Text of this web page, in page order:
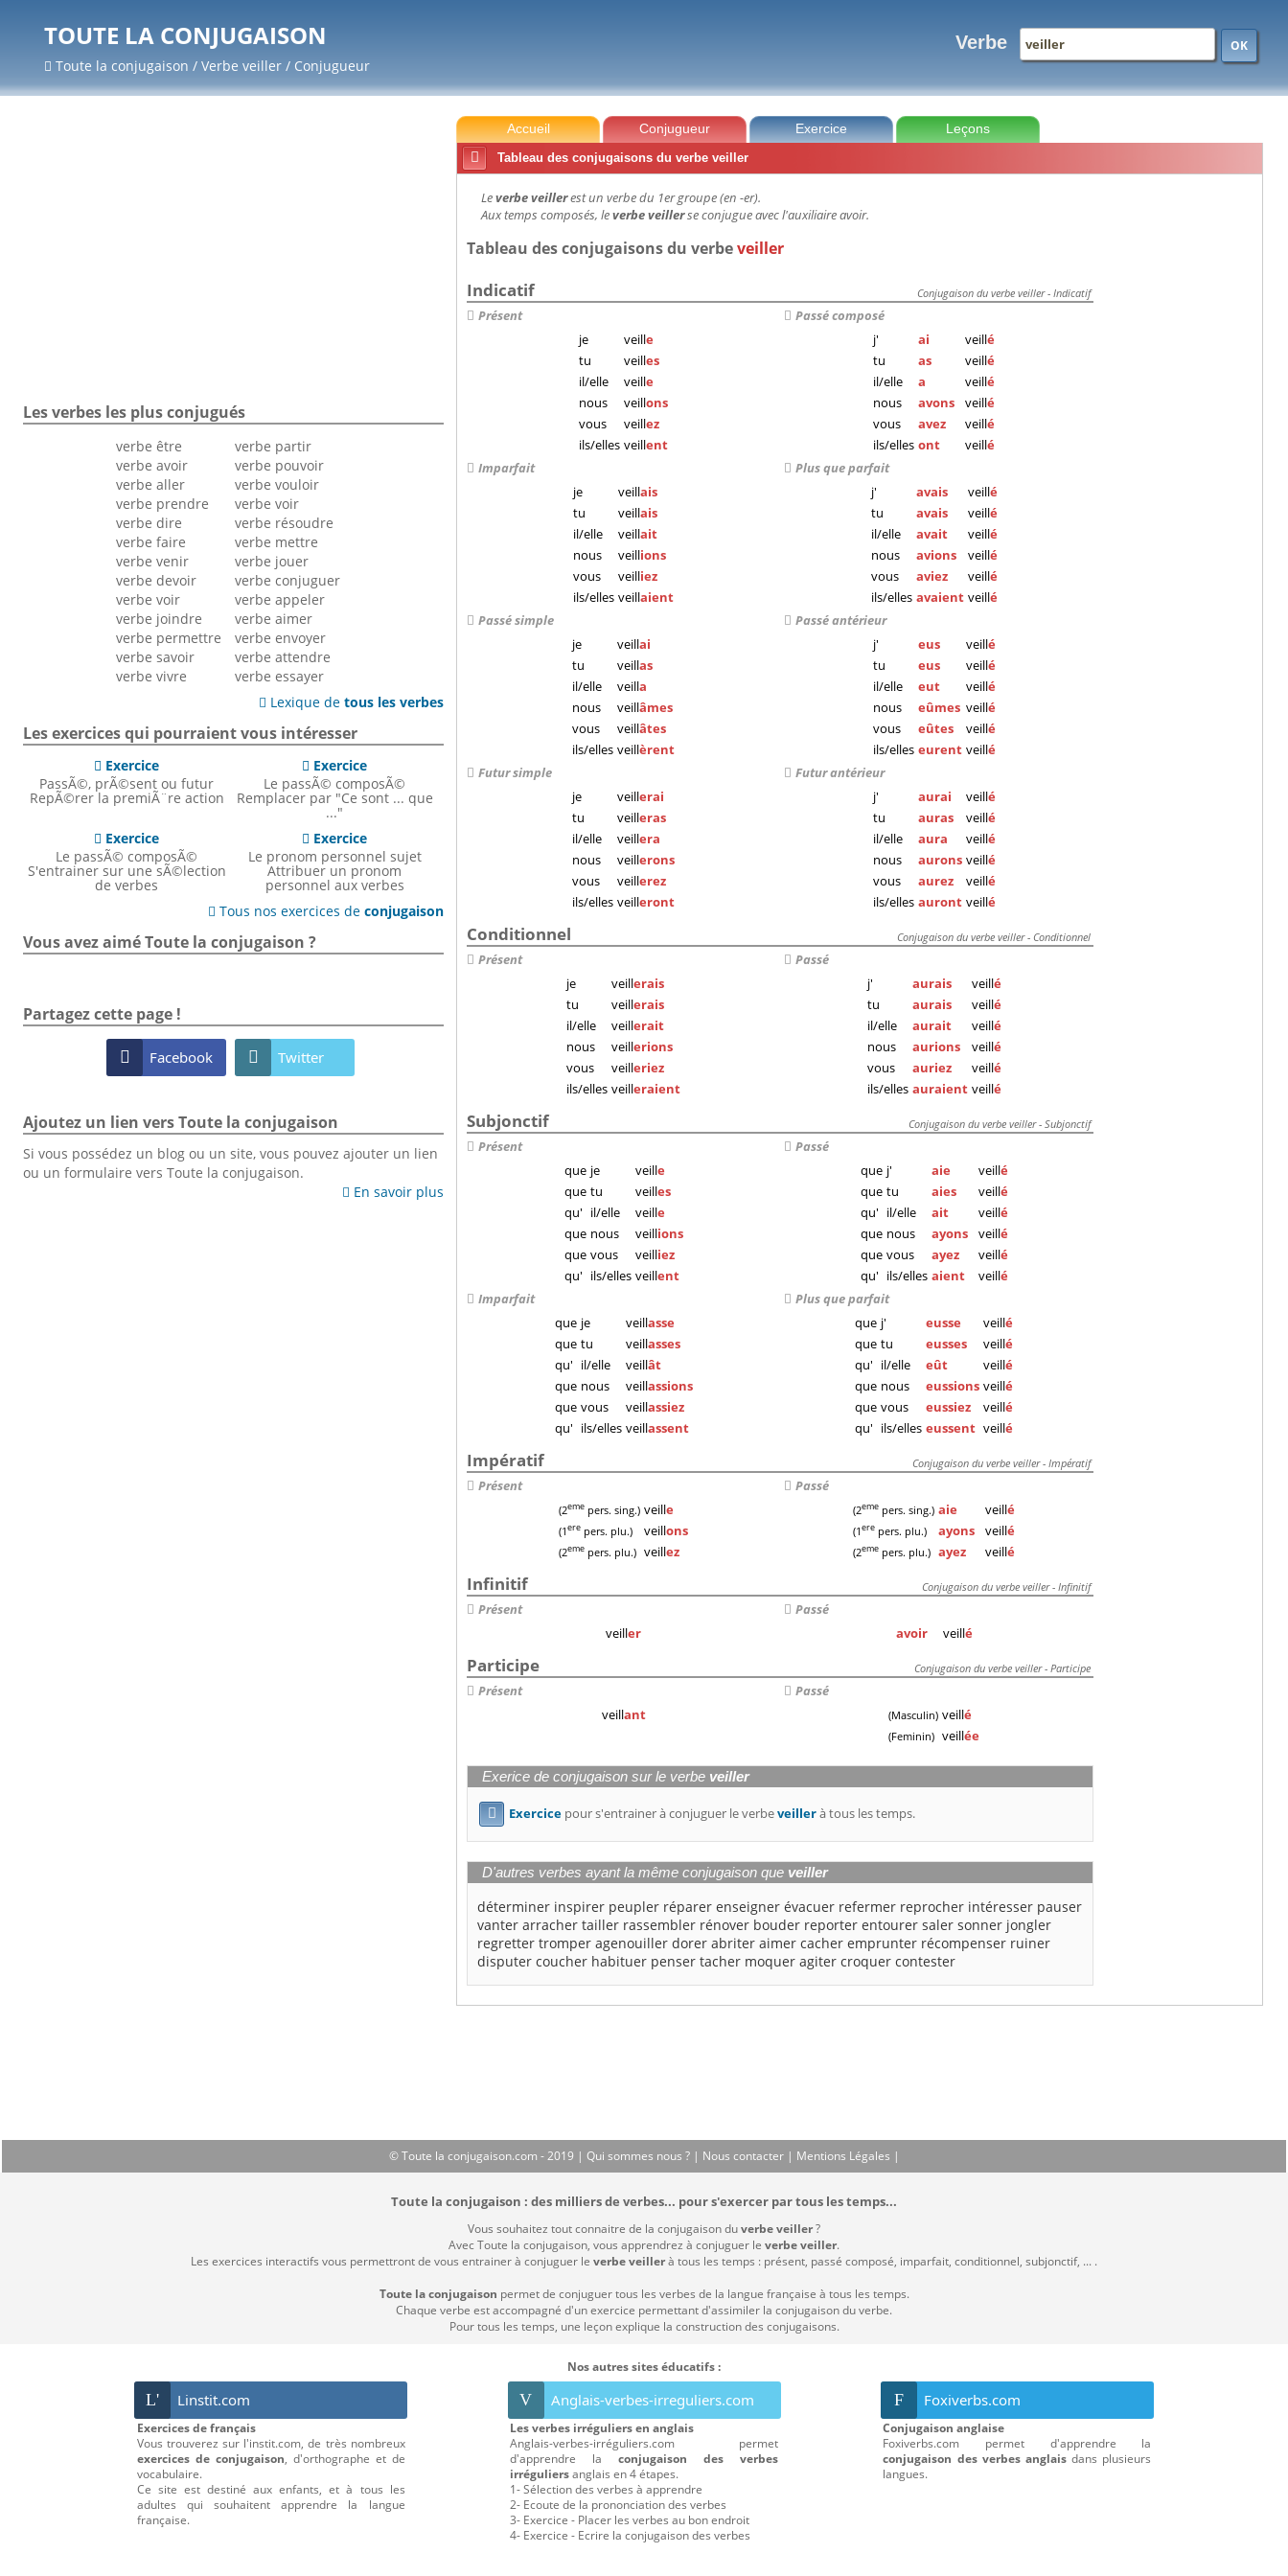
TOUTE LA CONJUGAISON
Toute la conjugaison / Verbe veiller / Conjugueur
Verbe OK
Accueil Conjugueur Exercice
Leçons

Tableau des conjugaisons du verbe veiller
Leverbe veillerest un verbe du 1er groupe (en -er).
Aux temps composés, leverbe veillerse conjugue avec l'auxiliaire avoir.
Tableau des conjugaisons du verbeveiller
Conjugaison du verbe veiller - Indicatif
Indicatif
Présent
je
veille
tu
veilles
il/elle
veille
nous
veillons
vous
veillez
ils/elles veillent
Passé composé
j'
ai veillé
tu
as veillé
il/elle
a veillé
nous
avons veillé
vous
avez veillé
ils/elles ont veillé
Imparfait
je
veillais
tu
veillais
il/elle
veillait
nous
veillions
vous
veilliez
ils/elles veillaient
Plus que parfait
j'
avais veillé
tu
avais veillé
il/elle
avait veillé
nous
avions veillé
vous
aviez veillé
ils/elles avaient veillé
Passé simple
je
veillai
tu
veillas
il/elle
veilla
nous
veillâmes
vous
veillâtes
ils/elles veillèrent
Passé antérieur
j'
eus veillé
tu
eus veillé
il/elle
eut veillé
nous
eûmes veillé
vous
eûtes veillé
ils/elles eurent veillé
Futur simple
je
veillerai
tu
veilleras
il/elle
veillera
nous
veillerons
vous
veillerez
ils/elles veilleront
Futur antérieur
j'
aurai veillé
tu
auras veillé
il/elle
aura veillé
nous
aurons veillé
vous
aurez veillé
ils/elles auront veillé
Conjugaison du verbe veiller - Conditionnel
Conditionnel
Présent
je
veillerais
tu
veillerais
il/elle
veillerait
nous
veillerions
vous
veilleriez
ils/elles veilleraient
Passé
j'
aurais veillé
tu
aurais veillé
il/elle
aurait veillé
nous
aurions veillé
vous
auriez veillé
ils/elles auraient veillé
Conjugaison du verbe veiller - Subjonctif
Subjonctif
Présent
que je veille
que tu veilles
qu' il/elle veille
que nous veillions
que vous veilliez
qu' ils/elles veillent
Passé
que j' aie veillé
que tu aies veillé
qu' il/elle ait veillé
que nous ayons veillé
que vous ayez veillé
qu' ils/elles aient veillé
Imparfait
que je veillasse
que tu veillasses
qu' il/elle veillât
que nous veillassions
que vous veillassiez
qu' ils/elles veillassent
Plus que parfait
que j' eusse veillé
que tu eusses veillé
qu' il/elle eût veillé
que nous eussions veillé
que vous eussiez veillé
qu' ils/elles eussent veillé
Conjugaison du verbe veiller - Impératif
Impératif
Présent
(2eme pers. sing.) veille
(1ere pers. plu.) veillons
(2eme pers. plu.) veillez
Passé
(2eme pers. sing.) aie veillé
(1ere pers. plu.) ayons veillé
(2eme pers. plu.) ayez veillé
Conjugaison du verbe veiller - Infinitif
Infinitif
Présent
veiller
Passé
avoir
veillé
Conjugaison du verbe veiller - Participe
Participe
Présent
veillant
Passé
(Masculin) veillé
(Feminin) veillée
Exerice de conjugaison sur le verbe veiller
 Exercice pour s'entrainer à conjuguer le verbeveillerà tous les temps.
D'autres verbes ayant la même conjugaison que veiller
déterminer inspirer peupler réparer enseigner évacuer refermer reprocher intéresser pauser
vanter arracher tailler rassembler rénover bouder reporter entourer saler sonner jongler
regretter tromper agenouiller dorer abriter aimer cacher emprunter récompenser ruiner
disputer coucher habituer penser tacher moquer agiter croquer contester
Les verbes les plus conjugués
verbe être
verbe avoir
verbe aller
verbe prendre
verbe dire
verbe faire
verbe venir
verbe devoir
verbe voir
verbe joindre
verbe permettre
verbe savoir
verbe vivre
verbe partir
verbe pouvoir
verbe vouloir
verbe voir
verbe résoudre
verbe mettre
verbe jouer
verbe conjuguer
verbe appeler
verbe aimer
verbe envoyer
verbe attendre
verbe essayer
 Lexique detous les verbes
Les exercices qui pourraient vous intéresser
 Exercice
PassÃ©, prÃ©sent ou futur
RepÃ©rer la premiÃ¨re action
 Exercice
Le passÃ© composÃ©
Remplacer par "Ce sont ... que
..."
 Exercice
Le passÃ© composÃ©
S'entrainer sur une sÃ©lection
de verbes
 Exercice
Le pronom personnel sujet
Attribuer un pronom
personnel aux verbes
 Tous nos exercices deconjugaison
Vous avez aimé Toute la conjugaison ?
Partagez cette page !
 Facebook  Twitter
Ajoutez un lien vers Toute la conjugaison
Si vous possédez un blog ou un site, vous pouvez ajouter un lien
ou un formulaire vers Toute la conjugaison.
 En savoir plus
© Toute la conjugaison.com - 2019 | Qui sommes nous ? | Nous contacter | Mentions Légales |
Toute la conjugaison : des milliers de verbes... pour s'exercer par tous les temps...
Vous souhaitez tout connaitre de la conjugaison duverbe veiller?
Avec Toute la conjugaison, vous apprendrez à conjuguer le verbe veiller.
Les exercices interactifs vous permettront de vous entrainer à conjuguer le verbe veillerà tous les temps : présent, passé composé, imparfait, conditionnel, subjonctif, ... .
Toute la conjugaison permet de conjuguer tous les verbes de la langue française à tous les temps.
Chaque verbe est accompagné d'un exercice permettant d'assimiler la conjugaison du verbe.
Pour tous les temps, une leçon explique la construction des conjugaisons.
Nos autres sites éducatifs :
L' Linstit.com
Exercices de français
Vous trouverez sur l'instit.com, de très nombreux
exercices de conjugaison, d'orthographe et de
vocabulaire.
Ce site est destiné aux enfants, et à tous les
adultes qui souhaitent apprendre la langue
française.
V Anglais-verbes-irreguliers.com
Les verbes irréguliers en anglais
Anglais-verbes-irréguliers.com permet
d'apprendre la conjugaison des verbes
irréguliersanglais en 4 étapes.
1- Sélection des verbes à apprendre
2- Ecoute de la prononciation des verbes
3- Exercice - Placer les verbes au bon endroit
4- Exercice - Ecrire la conjugaison des verbes
F Foxiverbs.com
Conjugaison anglaise
Foxiverbs.com permet d'apprendre la
conjugaison des verbes anglaisdans plusieurs
langues.